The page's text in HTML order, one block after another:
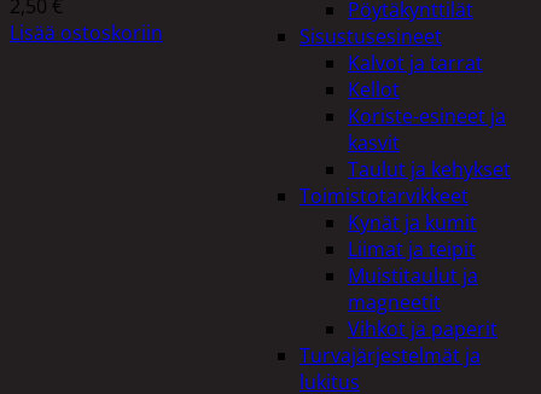
Pöytäkynttilät
Sisustusesineet
Kalvot ja tarrat
Kellot
Koriste-esineet ja
kasvit
Taulut ja kehykset
Toimistotarvikkeet
Kynät ja kumit
Liimat ja teipit
Muistitaulut ja
magneetit
Vihkot ja paperit
Turvajärjestelmät ja
lukitus
2,50 €
Lisää ostoskoriin